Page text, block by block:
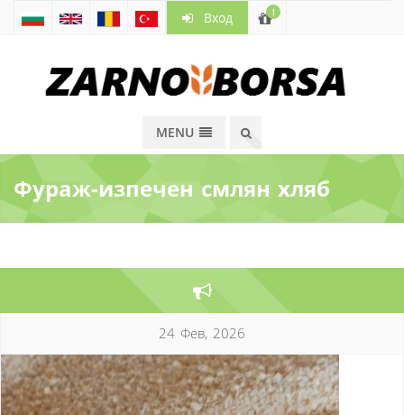
Вход !
MENU
Фураж-изпечен смлян хляб
24 Фев, 2026